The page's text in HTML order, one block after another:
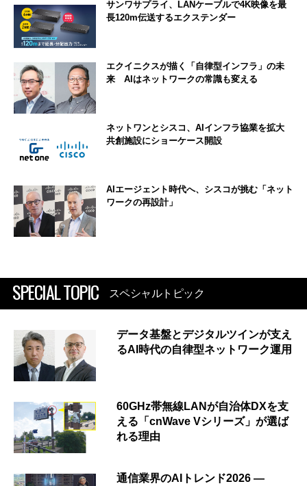
サンワサプライ、LANケーブルで4K映像を最
長120m伝送するエクステンダー
エクイニクスが描く「自律型インフラ」の未
来 AIはネットワークの常識も変える
ネットワンとシスコ、AIインフラ協業を拡大
共創施設にショーケース開設
AIエージェント時代へ、シスコが挑む「ネット
ワークの再設計」
SPECIAL TOPIC スペシャルトピック
データ基盤とデジタルツインが支え
るAI時代の自律型ネットワーク運用
60GHz帯無線LANが自治体DXを支
える「cnWave Vシリーズ」が選ば
れる理由
通信業界のAIトレンド2026 ―